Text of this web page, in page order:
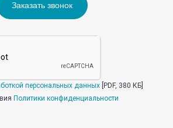
Заказать звонок
персональных данных [PDF, 380 КБ]
Политики конфиденциальности